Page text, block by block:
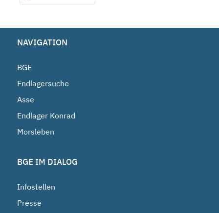
NAVIGATION
BGE
Endlagersuche
Asse
Endlager Konrad
Morsleben
BGE IM DIALOG
Infostellen
Presse